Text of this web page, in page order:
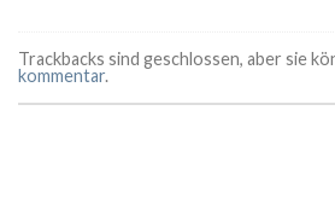
Trackbacks sind geschlossen, aber sie
kommentar.